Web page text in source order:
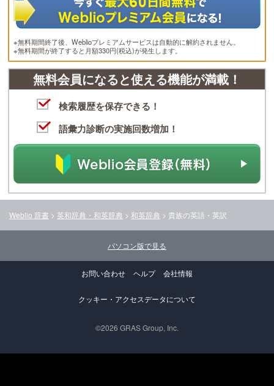
※無料期間終了後、Weblioプレミアムサービスは自動的に解約されません。
※無料期間が終了すると月額330円(税込)が発生します。
無料会員になると使える機能が満載！
検索履歴を保存できる！
語彙力診断の実施回数増加！
Weblio 辞書 > 英和辞典・和英辞典 > 和英辞典 > 貴族の英語・英訳
パソコン版で見る
お問い合わせ ヘルプ 会社情報
クッキー・アクセスデータについて
©2026 GRAS Group, Inc.